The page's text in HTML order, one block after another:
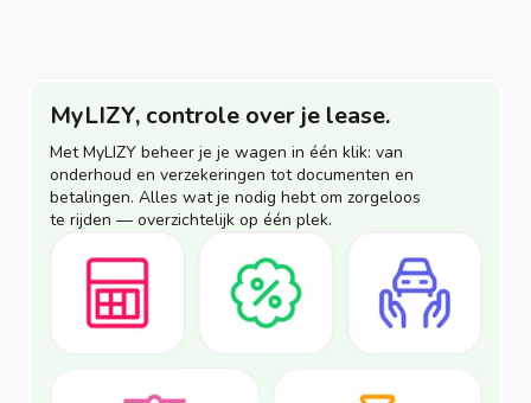
MyLIZY, controle over je lease.
Met MyLIZY beheer je je wagen in één klik: van
onderhoud en verzekeringen tot documenten en
betalingen. Alles wat je nodig hebt om zorgeloos
te rijden — overzichtelijk op één plek.